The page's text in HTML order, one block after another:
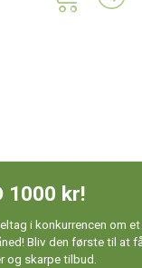
1000 kr!
i konkurrencen om
Bliv den første til at
og skarpe tilbud.